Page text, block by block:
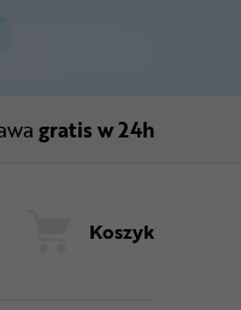
gratis w 24h
Koszyk